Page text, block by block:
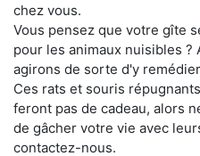
chez vous.
Vous pensez que votre gîte
pour les animaux nuisibles
agirons de sorte d'y
Ces rats et souris
feront pas de cadeau, alors
de gâcher votre vie avec
contactez-nous.